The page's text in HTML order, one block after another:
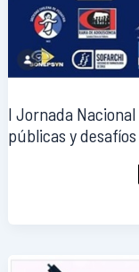
I Jornada
públicas y